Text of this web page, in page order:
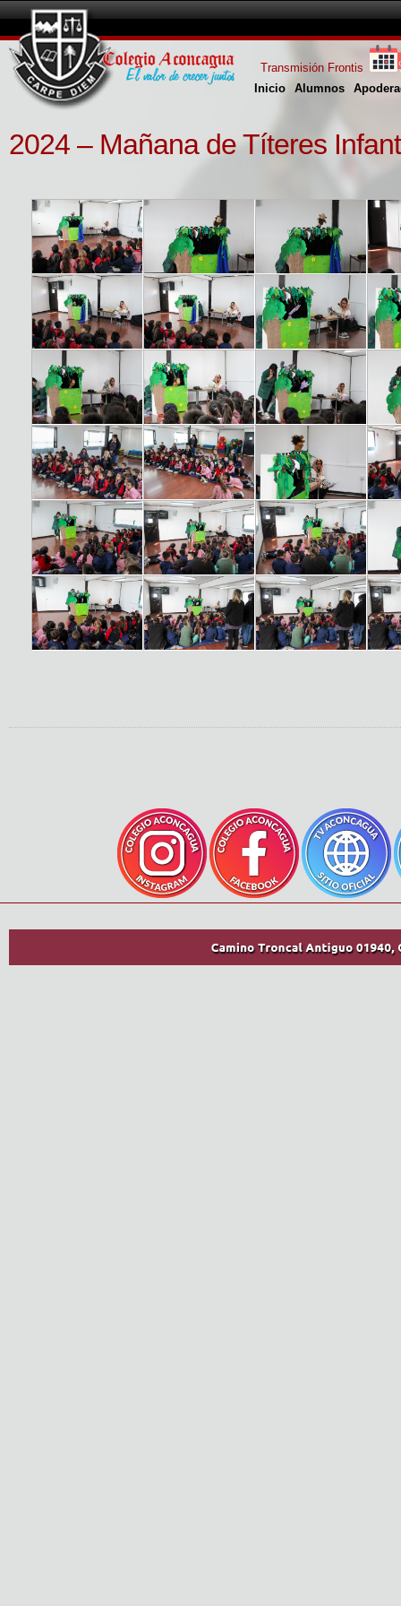
Inicio Alumnos
Transmisión Frontis
2024 – Mañana de Títeres